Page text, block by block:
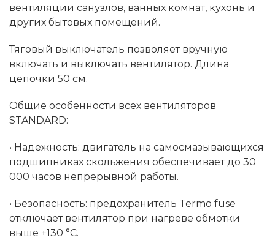
вентиляции санузлов, ванных комнат, кухонь и
других бытовых помещений.
Тяговый выключатель позволяет вручную
включать и выключать вентилятор. Длина
цепочки 50 см.
Общие особенности всех вентиляторов
STANDARD:
• Надежность: двигатель на самосмазывающихся
подшипниках скольжения обеспечивает до 30
000 часов непрерывной работы.
• Безопасность: предохранитель Termo fuse
отключает вентилятор при нагреве обмотки
выше +130 °C.